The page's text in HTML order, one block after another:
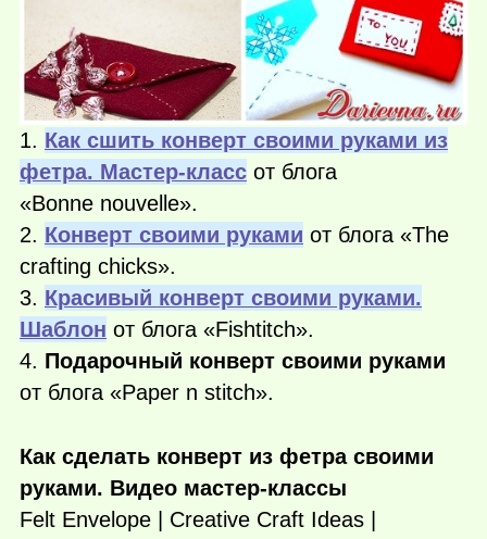
1. Как сшить конверт своими руками из
фетра. Мастер-класс от блога
«Bonne nouvelle».
2. Конверт своими руками от блога «The
crafting chicks».
3. Красивый конверт своими руками.
Шаблон от блога «Fishtitch».
4. Подарочный конверт своими руками
от блога «Paper n stitch».
Как сделать конверт из фетра своими
руками. Видео мастер-классы
Felt Envelope | Creative Craft Ideas |